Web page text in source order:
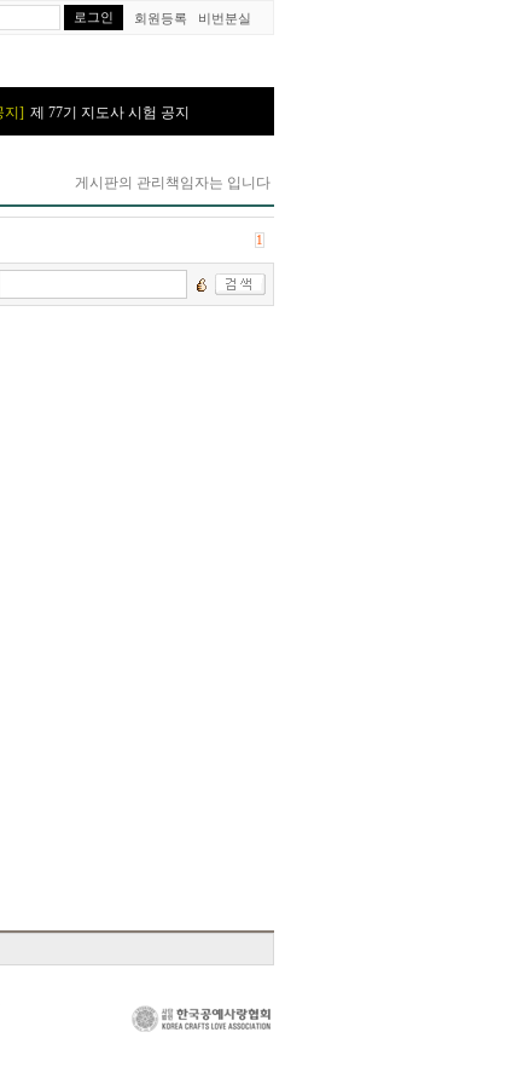
회원등록 비번분실
게시판의 관리책임자는 입니다
1